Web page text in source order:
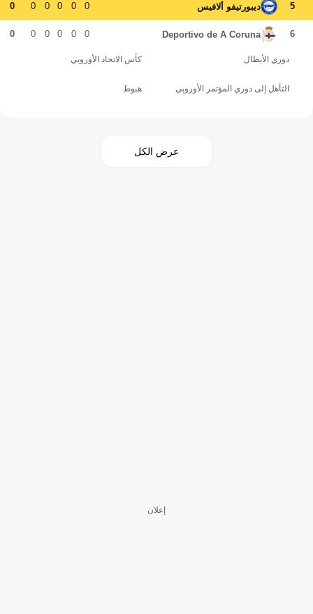
5 ديبورتيفو ألافيس 0
0
0
0
0
0
6
Deportivo de A Coruna
0
0
0
0
0
0
دوري الأبطال كأس الاتحاد الأوروبي
التأهل إلى دوري المؤتمر الأوروبي هبوط
عرض الكل
إعلان